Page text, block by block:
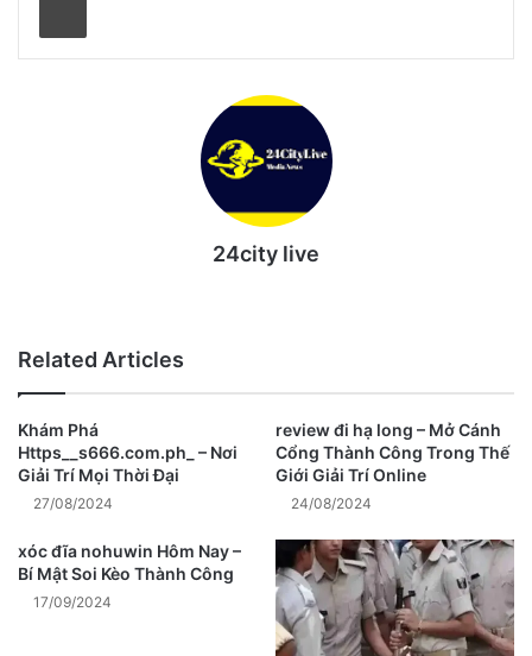
24city live
Related Articles
Khám Phá
Https__s666.com.ph_ – Nơi
Giải Trí Mọi Thời Đại
27/08/2024
review đi hạ long – Mở Cánh
Cổng Thành Công Trong Thế
Giới Giải Trí Online
24/08/2024
xóc đĩa nohuwin Hôm Nay –
Bí Mật Soi Kèo Thành Công
17/09/2024